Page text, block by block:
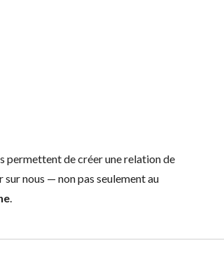
permettent de créer une relation de
nous — non pas seulement au
.